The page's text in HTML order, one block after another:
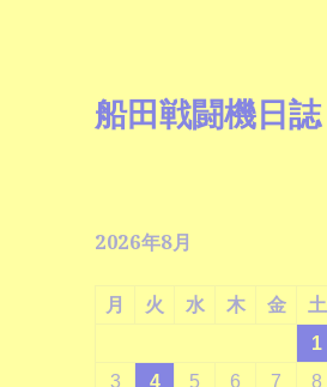
船田戦闘機日誌
2026年8月
月 火 水 木 金 土
1
3
4 5 6 7 8